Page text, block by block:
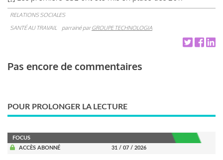
RELATIONS SOCIALES
SANTÉ AU TRAVAIL
parrainé parGROUPE TECHNOLOGIA
Pas encore de commentaires
POUR PROLONGER LA LECTURE
FOCUS
ACCÈS ABONNÉ
31 / 07 / 2026